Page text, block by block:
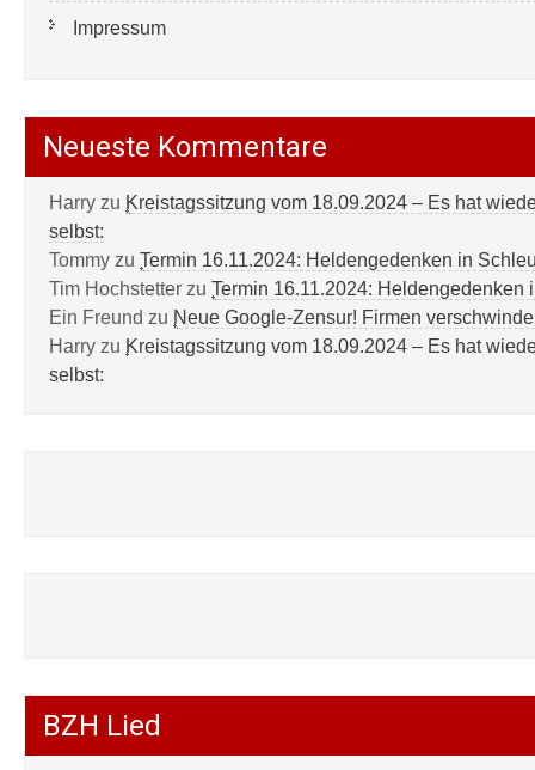
Impressum
Neueste Kommentare
Harry zu Kreistagssitzung vom 18.09.2024 – Es hat
selbst:
Tommy zu Termin 16.11.2024: Heldengedenken in
Tim Hochstetter zu Termin 16.11.2024: Heldengedenken
Ein Freund zu Neue Google-Zensur! Firmen
Harry zu Kreistagssitzung vom 18.09.2024 – Es hat
selbst:
BZH Lied